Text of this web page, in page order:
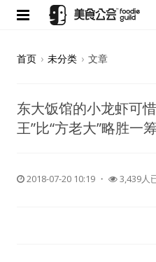
探店
首页 › 未分类 › 文章
东大饭馆的小龙虾可
王”比“方老大”略胜一
2018-07-20 10:19 ・ 3,439人